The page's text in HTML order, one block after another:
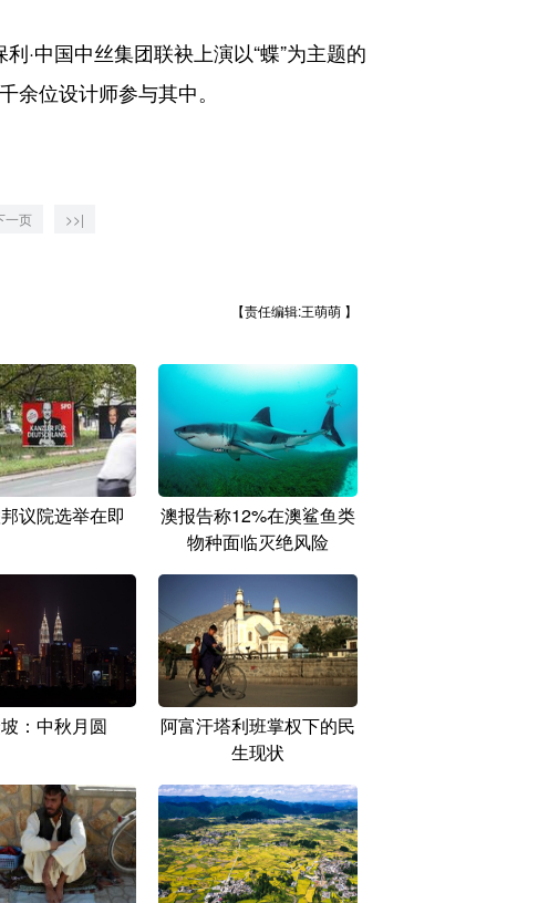
中国中丝集团联袂上演以“蝶”为主题的
位设计师参与其中。
一页 >>|
【责任编辑:王萌萌 】
议院选举在即
澳报告称12%在澳鲨鱼类
物种面临灭绝风险
：中秋月圆
阿富汗塔利班掌权下的民
生现状